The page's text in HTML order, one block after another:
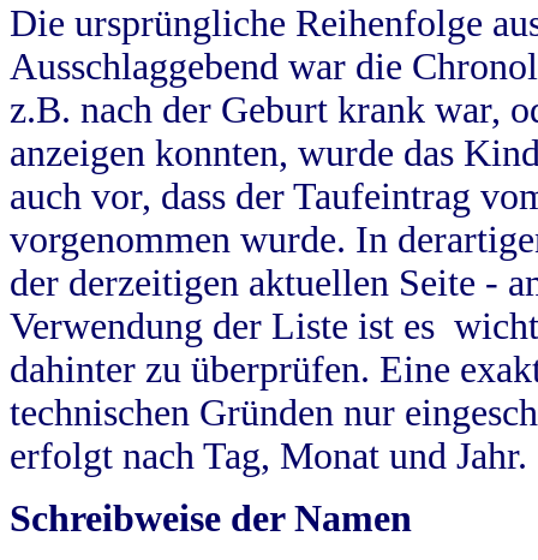
Die ursprüngliche Reihenfolge
Ausschlaggebend war die
z.B. nach der Geburt krank war,
anzeigen konnten, wurde das
auch vor, dass der Taufeintrag
vorgenommen wurde. In
der derzeitigen aktuellen Seite -
Verwendung der Liste ist es
dahinter zu überprüfen. Eine
technischen Gründen nur
erfolgt nach Tag, Monat und Jahr.
Schreibweise der Namen